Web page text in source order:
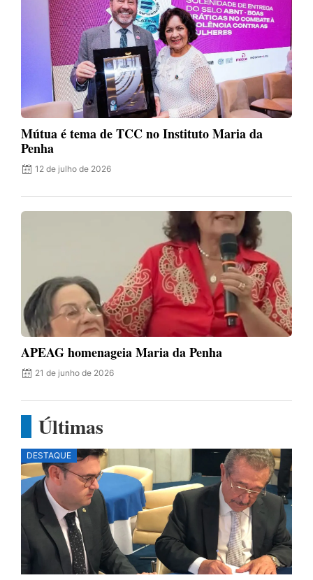
Mútua é tema de TCC no Instituto Maria da
Penha
12 de julho de 2026
APEAG homenageia Maria da Penha
21 de junho de 2026
Últimas
DESTAQUE